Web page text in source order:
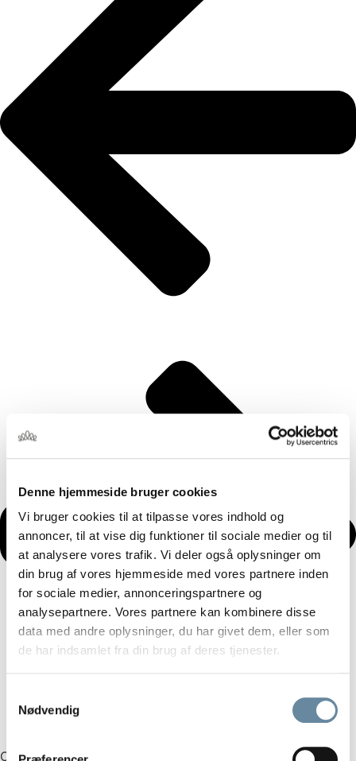
Denne hjemmeside bruger cookies
Vi bruger cookies til at tilpasse vores indhold og
annoncer, til at vise dig funktioner til sociale medier og til
at analysere vores trafik. Vi deler også oplysninger om
din brug af vores hjemmeside med vores partnere inden
for sociale medier, annonceringspartnere og
analysepartnere. Vores partnere kan kombinere disse
data med andre oplysninger, du har givet dem, eller som
de har indsamlet fra din brug af deres tjenester.
Nødvendig
Oplev skovkøkkenet/